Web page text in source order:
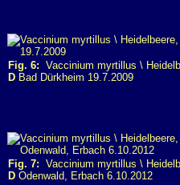
Fig. 6: Vaccinium myrtillus \
D Bad Dürkheim 19.7.2009
Fig. 7: Vaccinium myrtillus \
D Odenwald, Erbach 6.10.2012